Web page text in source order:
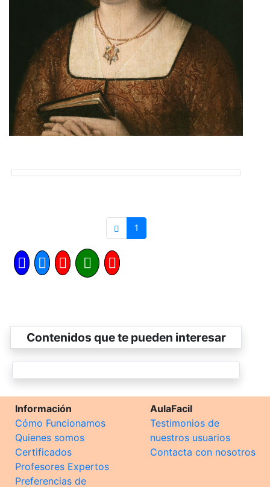
1
Contenidos que te pueden interesar
Información
Cómo Funcionamos
Quienes somos
Certificados
Profesores Expertos
Preferencias de
AulaFacil
Testimonios de
nuestros usuarios
Contacta con nosotros